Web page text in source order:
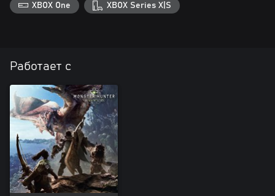
XBOX One XBOX Series X|S
Работает с